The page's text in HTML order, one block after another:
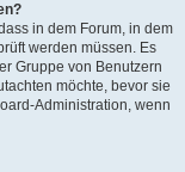
in dem Forum, in dem
werden müssen. Es
Gruppe von Benutzern
möchte, bevor sie
Administration, wenn